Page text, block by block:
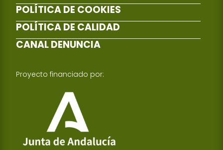
POLÍTICA DE COOKIES
POLÍTICA DE CALIDAD
CANAL DENUNCIA
Proyecto financiado por: